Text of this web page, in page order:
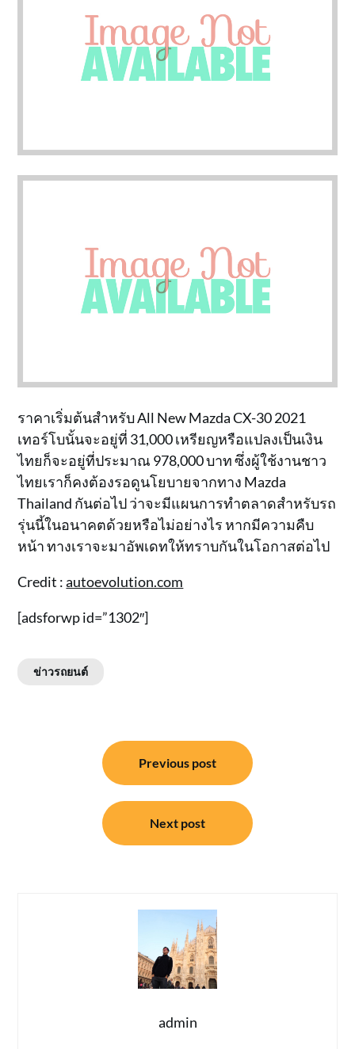
ราคาเริ่มต้นสำหรับ All New Mazda CX-30 2021
เทอร์โบนั้นจะอยู่ที่ 31,000 เหรียญหรือแปลงเป็นเงิน
ไทยก็จะอยู่ที่ประมาณ 978,000 บาท ซึ่งผู้ใช้งานชาว
ไทยเราก็คงต้องรอดูนโยบายจากทาง Mazda
Thailand กันต่อไป ว่าจะมีแผนการทำตลาดสำหรับรถ
รุ่นนี้ในอนาคตด้วยหรือไม่อย่างไร หากมีความคืบ
หน้า ทางเราจะมาอัพเดทให้ทราบกันในโอกาสต่อไป
Credit :autoevolution.com
[adsforwp id=”1302″]
ข่าวรถยนต์
Previous post
Next post
admin